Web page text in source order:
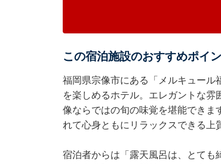
この宿泊施設のおすすめポイ
福岡県宗像市にある「メルキュール
を楽しめるホテル。エレガントな
像ならではの旬の味覚を堪能できま
れて心身ともにリラックスできる上
宿泊者からは「露天風呂は、とても